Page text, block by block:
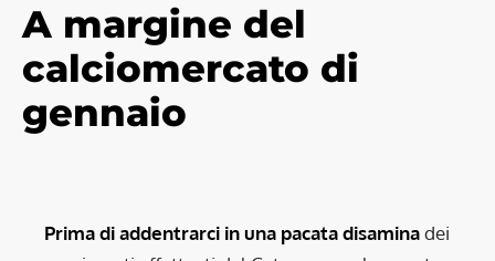
A margine del
calciomercato di
gennaio
Prima di addentrarci in una pacata disaminadei